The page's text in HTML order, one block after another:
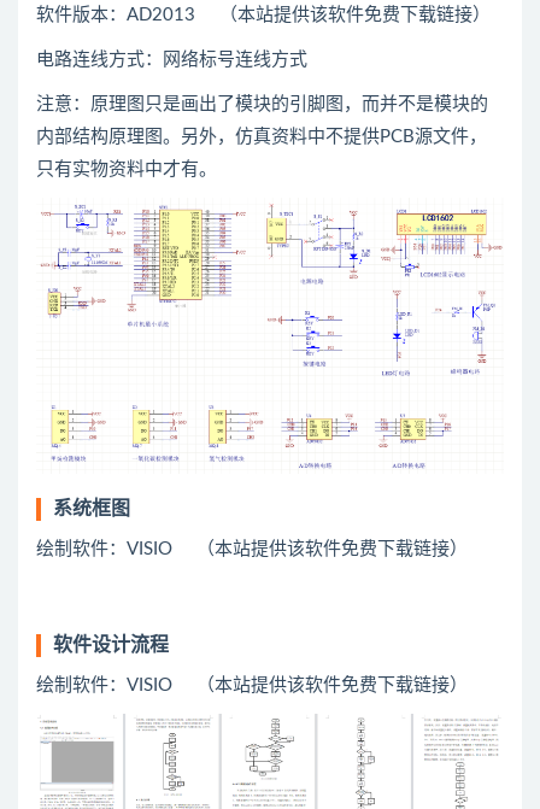
软件版本：AD2013 （本站提供该软件免费下载链接）
电路连线方式：网络标号连线方式
注意：原理图只是画出了模块的引脚图，而并不是模块的
内部结构原理图。另外，仿真资料中不提供PCB源文件，
只有实物资料中才有。
系统框图
绘制软件：VISIO （本站提供该软件免费下载链接）
软件设计流程
绘制软件：VISIO （本站提供该软件免费下载链接）